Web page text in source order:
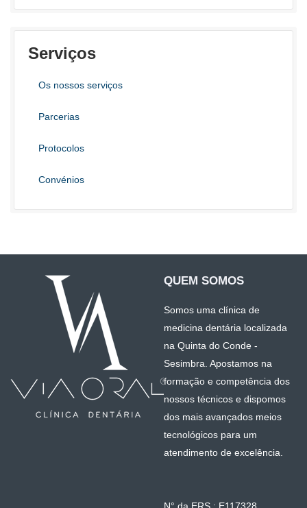
Serviços
Os nossos serviços
Parcerias
Protocolos
Convénios
QUEM SOMOS
Somos uma clínica de
medicina dentária localizada
na Quinta do Conde -
Sesimbra. Apostamos na
formação e competência dos
nossos técnicos e dispomos
dos mais avançados meios
tecnológicos para um
atendimento de excelência.
N° da ERS : E117328